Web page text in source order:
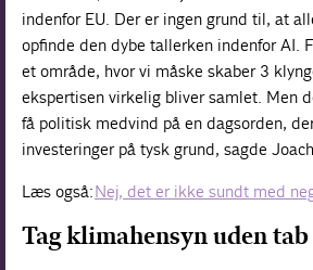
indenfor EU. Der er ingen grund til, at
opfinde den dybe tallerken indenfor AI.
et område, hvor vi måske skaber 3
ekspertisen virkelig bliver samlet. Men
få politisk medvind på en dagsorden,
investeringer på tysk grund, sagde
Læs også:Nej, det er ikke sundt med
Tag klimahensyn uden